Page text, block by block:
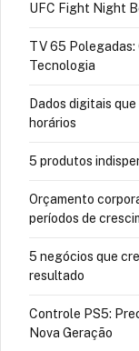
UFC Fight Night
TV 65 Polegadas:
Tecnologia
Dados digitais
horários
5 produtos
Orçamento
períodos de
5 negócios que
resultado
Controle PS5:
Nova Geração